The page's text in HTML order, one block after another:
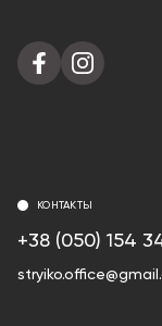
КОНТАКТЫ
+38 (050) 154